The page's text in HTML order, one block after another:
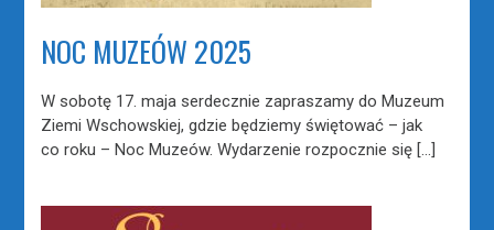
NOC MUZEÓW 2025
W sobotę 17. maja serdecznie zapraszamy do Muzeum
Ziemi Wschowskiej, gdzie będziemy świętować – jak
co roku – Noc Muzeów. Wydarzenie rozpocznie się […]